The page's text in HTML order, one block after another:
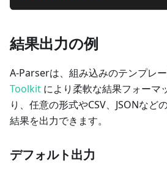
結果出力の例
A-Parserは、組み込みのテンプレ
Toolkit により柔軟な結果フォーマ
り、任意の形式やCSV、JSONなど
結果を出力できます。
デフォルト出力